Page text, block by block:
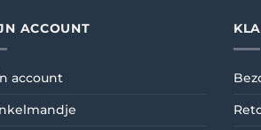
ACCOUNT
account